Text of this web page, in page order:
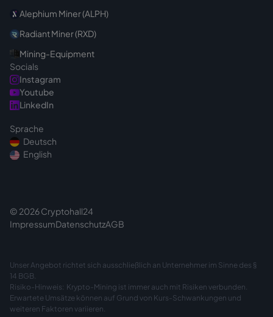
Alephium Miner (ALPH)
Radiant Miner (RXD)
Mining-Equipment
Socials
Instagram
Youtube
LinkedIn
Sprache
Deutsch
English
© 2026 Cryptohall24
ImpressumDatenschutzAGB
Unser Angebot richtet sich ausschließlich an Unternehmer im Sinne des §
14 BGB.
Risiko-Hinweis: Krypto-Mining ist immer auch mit Risiken verbunden.
Erwartete Umsätze können auf Grund von Kurs-Schwankungen und
weiteren Faktoren variieren.